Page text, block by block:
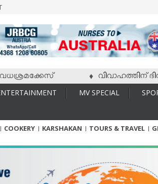
വിവാഹത്തിന്
MV SPECIAL
COOKERY KARSHAKAN TOURS & TRAVEL